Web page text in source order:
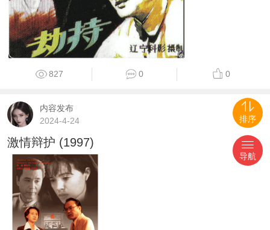
827 0 0
内容发布
2024-4-24
#剧情片
激情辩护 (1997)
排序
导航